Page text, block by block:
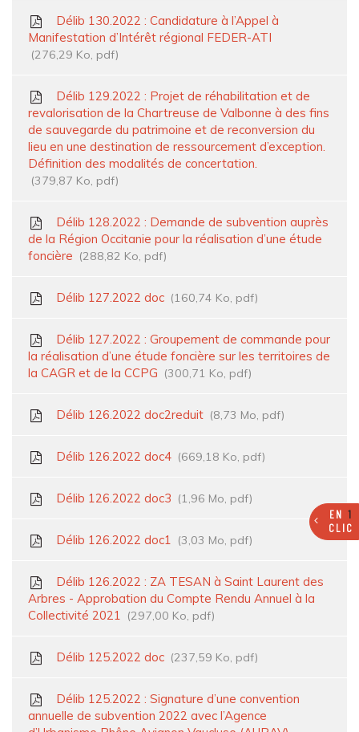
Délib 130.2022 : Candidature à l’Appel à
Manifestation d’Intérêt régional FEDER-ATI
276,29 Ko, pdf
Délib 129.2022 : Projet de réhabilitation et de
revalorisation de la Chartreuse de Valbonne à des fins
de sauvegarde du patrimoine et de reconversion du
lieu en une destination de ressourcement d’exception.
Définition des modalités de concertation.
379,87 Ko, pdf
Délib 128.2022 : Demande de subvention auprès
de la Région Occitanie pour la réalisation d’une étude
foncière
288,82 Ko, pdf
Délib 127.2022 doc 160,74 Ko, pdf
Délib 127.2022 : Groupement de commande pour
la réalisation d’une étude foncière sur les territoires de
la CAGR et de la CCPG
300,71 Ko, pdf
Délib 126.2022 doc2reduit 8,73 Mo, pdf
Délib 126.2022 doc4 669,18 Ko, pdf
Délib 126.2022 doc3 1,96 Mo, pdf
Délib 126.2022 doc1 3,03 Mo, pdf
Délib 126.2022 : ZA TESAN à Saint Laurent des
Arbres - Approbation du Compte Rendu Annuel à la
Collectivité 2021
297,00 Ko, pdf
Délib 125.2022 doc 237,59 Ko, pdf
Délib 125.2022 : Signature d’une convention
annuelle de subvention 2022 avec l’Agence
EN1
CLIC